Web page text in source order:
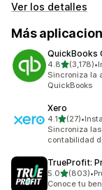
Ver los detalles
Más
QuickBooks
4.8de 5(3,178)
3178 reseñas
•
Sincroniza la
QuickBooks
Xero
4.1de 5(27)
27 reseñas
•
Sincroniza
contabilidad
TrueProfit:
5.0de 5(803)
803 reseñas
•
Conoce tu